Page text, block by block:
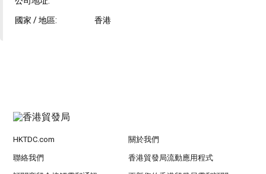
國家 / 地區: 香港
HKTDC.com 關於我們
聯絡我們 香港貿發局流動應用程式